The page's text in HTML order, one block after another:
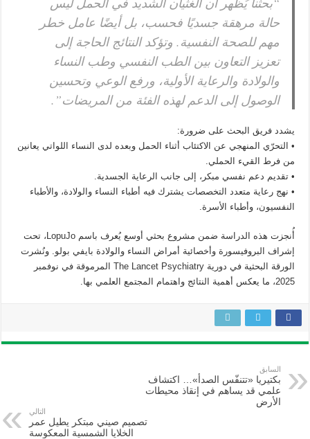
حالة مرهقة جسديًا فحسب، بل أيضًا عامل خطر
مهم للصحة النفسية. وتؤكد النتائج الحاجة إلى
تعزيز التعاون بين الطب النفسي وطب النساء
والولادة والرعاية الأولية، ورفع الوعي وتحسين
الوصول إلى الدعم لهذه الفئة من المريضات”.
يشدد فريق البحث على ضرورة:
• التحرّي المنهجي عن الاكتئاب أثناء الحمل وبعده لدى النساء اللواتي يعانين
من فرط القيء الحملي.
• تقديم دعم نفسي مبكر، إلى جانب الرعاية الجسدية.
• نهج رعاية متعدد التخصصات يشترك فيه أطباء النساء والولادة، والأطباء
النفسيون، وأطباء الأسرة.
أُنجزت هذه الدراسة ضمن مشروع بحثي أوسع يُعرف باسم LopuJo، تحت
إشراف البروفيسورة وأخصائية أمراض النساء والولادة بايفي بولو. ونُشرت
الورقة البحثية في دورية The Lancet Psychiatry المرموقة في نوفمبر
2025، ما يعكس أهمية النتائج واهتمام المجتمع العلمي بها.
السابق
بكتيريا «تتنفّس الصدأ»… اكتشاف
علمي قد يساهم في إنقاذ محيطات
الأرض
التالي
تصميم صيني مبتكر يطيل عمر
الخلايا الشمسية المعكوسة